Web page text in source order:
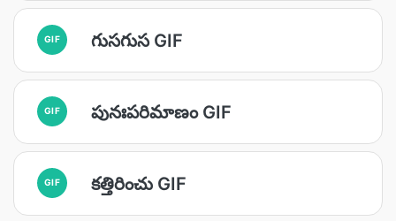
GIF గుసగుస GIF
GIF పునఃపరిమాణం GIF
GIF కత్తిరించు GIF